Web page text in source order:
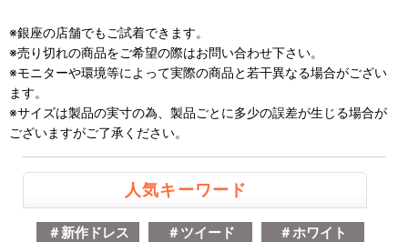
※銀座の店舗でもご試着できます。
※売り切れの商品をご希望の際はお問い合わせ下さい。
※モニターや環境等によって実際の商品と若干異なる場合がござい
ます。
※サイズは製品の実寸の為、製品ごとに多少の誤差が生じる場合が
ございますがご了承ください。
人気キーワード
＃新作ドレス ＃ツイード
＃ホワイト